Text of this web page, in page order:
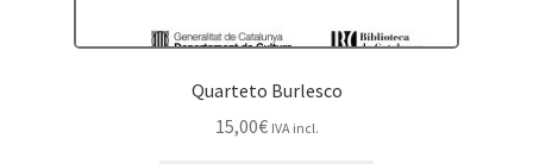
Quarteto Burlesco
15,00€ IVA incl.